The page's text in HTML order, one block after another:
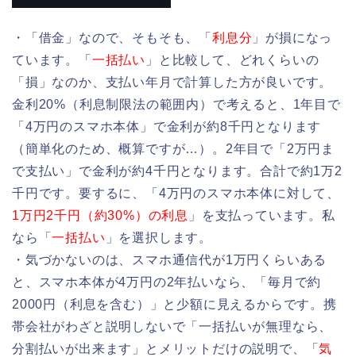
・「借金」なので、そもそも、「利息分 」が損になっ
ています。「 一括払い 」と比較して、どれくらいの
「損」なのか、支払い年月で計算した方が良いです。
金利20%（利息制限法の範囲内）で考えると、1年目で
「4万円のスマホ本体」で金利が約8千円となります
（簡単化のため、概算ですが…）。2年目で「2万円ま
で支払い」で金利が約4千円となります。合計で約1万2
千円です。要するに、「4万円のスマホ本体に対して、
1万円2千円（約30%）の利息 」を支払っています。私
なら「一括払い 」を選択します。
・気づかないのは、スマホ通信代が1万円くらいある
と、スマホ本体が4万円の2年払いなら、「毎月で約
2000円（利息を含む）」と少額に見えるからです。携
帯会社がわざと説明しないで「一括払いが無理なら、
分割払いが出来ます」とメリットだけの説明で、「気